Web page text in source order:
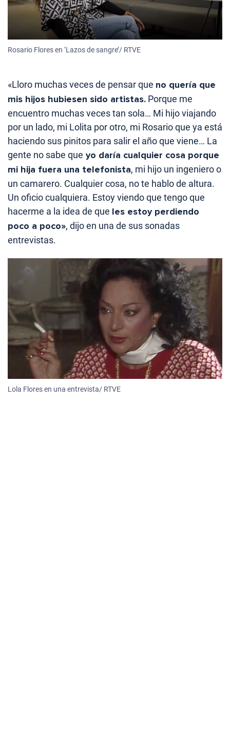
Rosario Flores en ‘Lazos de sangre’/ RTVE
«Lloro muchas veces de pensar que no quería que
mis hijos hubiesen sido artistas. Porque me
encuentro muchas veces tan sola… Mi hijo viajando
por un lado, mi Lolita por otro, mi Rosario que ya está
haciendo sus pinitos para salir el año que viene… La
gente no sabe que yo daría cualquier cosa porque
mi hija fuera una telefonista, mi hijo un ingeniero o
un camarero. Cualquier cosa, no te hablo de altura.
Un oficio cualquiera. Estoy viendo que tengo que
hacerme a la idea de que les estoy perdiendo
poco a poco», dijo en una de sus sonadas
entrevistas.
Lola Flores en una entrevista/ RTVE